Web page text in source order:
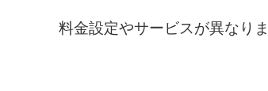
料金設定やサービスが異なり